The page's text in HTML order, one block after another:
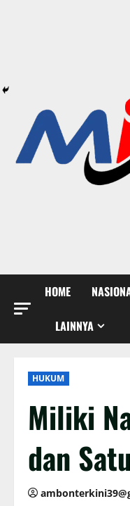
HOME
LAINNYA
HUKUM
Miliki
dan